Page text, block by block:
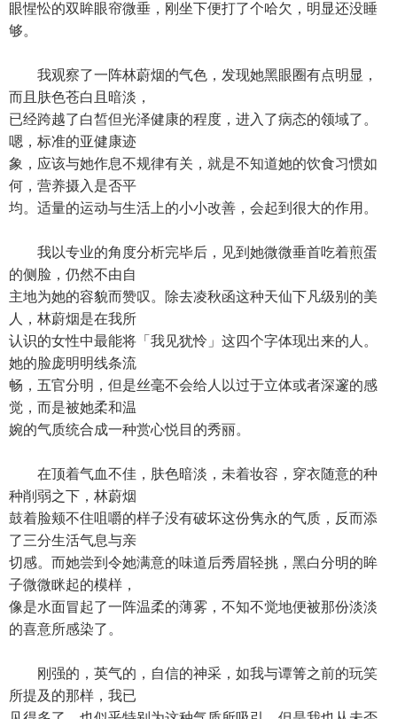
眼惺忪的双眸眼帘微垂，刚坐下便打了个哈欠，明显还没睡
够。
我观察了一阵林蔚烟的气色，发现她黑眼圈有点明显，
而且肤色苍白且暗淡，
已经跨越了白皙但光泽健康的程度，进入了病态的领域了。
嗯，标准的亚健康迹
象，应该与她作息不规律有关，就是不知道她的饮食习惯如
何，营养摄入是否平
均。适量的运动与生活上的小小改善，会起到很大的作用。
我以专业的角度分析完毕后，见到她微微垂首吃着煎蛋
的侧脸，仍然不由自
主地为她的容貌而赞叹。除去凌秋函这种天仙下凡级别的美
人，林蔚烟是在我所
认识的女性中最能将「我见犹怜」这四个字体现出来的人。
她的脸庞明明线条流
畅，五官分明，但是丝毫不会给人以过于立体或者深邃的感
觉，而是被她柔和温
婉的气质统合成一种赏心悦目的秀丽。
在顶着气血不佳，肤色暗淡，未着妆容，穿衣随意的种
种削弱之下，林蔚烟
鼓着脸颊不住咀嚼的样子没有破坏这份隽永的气质，反而添
了三分生活气息与亲
切感。而她尝到令她满意的味道后秀眉轻挑，黑白分明的眸
子微微眯起的模样，
像是水面冒起了一阵温柔的薄雾，不知不觉地便被那份淡淡
的喜意所感染了。
刚强的，英气的，自信的神采，如我与谭箐之前的玩笑
所提及的那样，我已